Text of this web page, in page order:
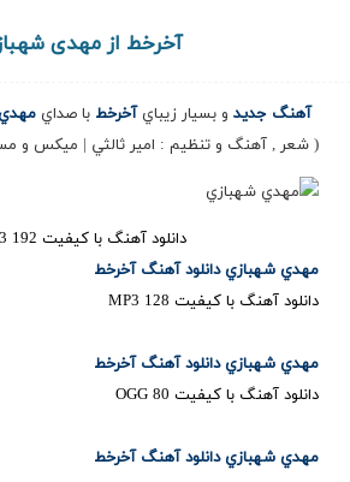
آخرخط از مهدی
آهنگ جديد و بسيار زيباي آخرخطبا صداي
( شعر , آهنگ و تنظيم : امير ثالثي | ميكس و
دانلود آهنگ با کیفیت 192 MP3
مهدي شهبازي دانلود آهنگ آخرخط
دانلود آهنگ با کیفیت 128 MP3
مهدي شهبازي دانلود آهنگ آخرخط
دانلود آهنگ با کیفیت 80 OGG
مهدي شهبازي دانلود آهنگ آخرخط